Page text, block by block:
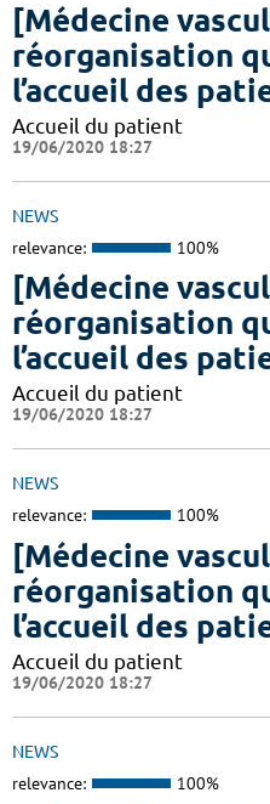
[Médecine
réorganisation
l’accueil des
Accueil du patient
19/06/2020 18:27
NEWS
relevance: 100%
[Médecine
réorganisation
l’accueil des
Accueil du patient
19/06/2020 18:27
NEWS
relevance: 100%
[Médecine
réorganisation
l’accueil des
Accueil du patient
19/06/2020 18:27
NEWS
relevance: 100%